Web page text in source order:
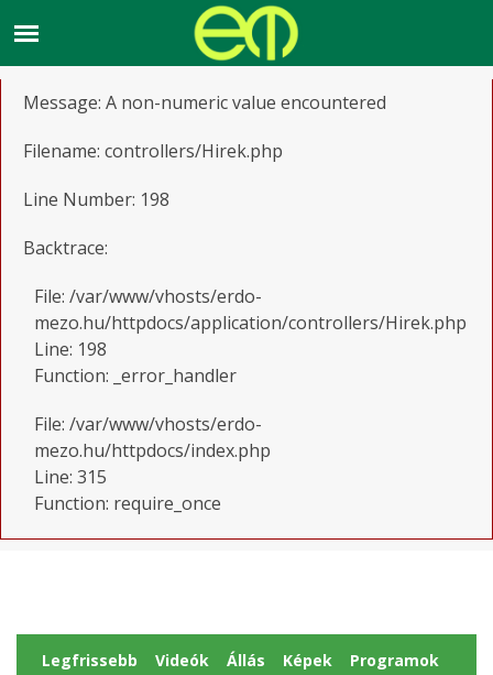
A PHP Error was encountered
Message: A non-numeric value encountered
Filename: controllers/Hirek.php
Line Number: 198
Backtrace:
File: /var/www/vhosts/erdo-
mezo.hu/httpdocs/application/controllers/Hirek.php
Line: 198
Function: _error_handler
File: /var/www/vhosts/erdo-
mezo.hu/httpdocs/index.php
Line: 315
Function: require_once
Legfrissebb Videók Állás Képek
Programok